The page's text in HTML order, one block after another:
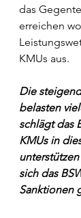
das
erreichen
KMUs aus.
Die
belasten
schlägt das
KMUs in
sich das
Sanktionen